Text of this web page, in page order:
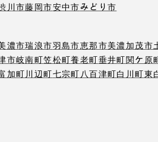
川市藤岡市安中市みどり市
濃市瑞浪市羽島市恵那市美濃加茂市
市岐南町笠松町養老町垂井町関ケ原
加町川辺町七宗町 八百津町白川町東